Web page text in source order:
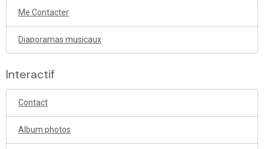
Me Contacter
Diaporamas musicaux
Interactif
Contact
Album photos